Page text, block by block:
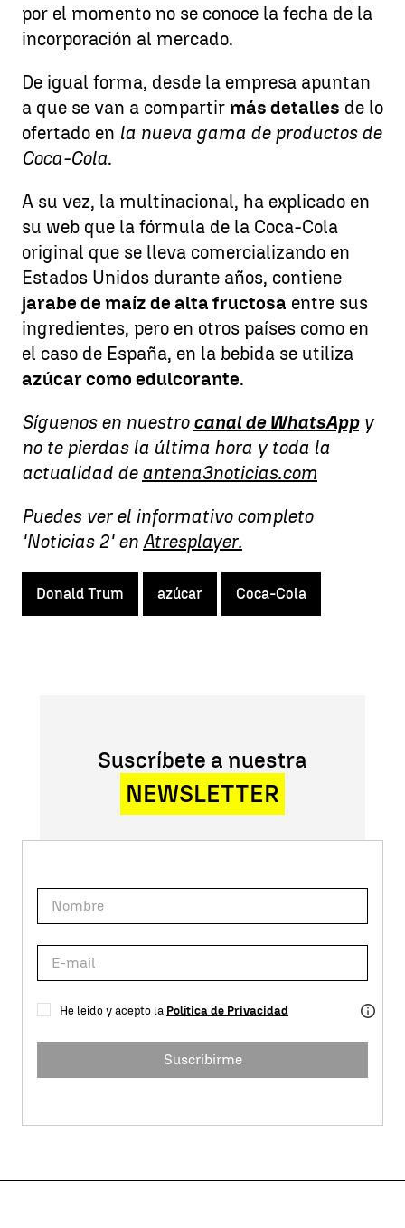
por el momento no se conoce la fecha de la
incorporación al mercado.
De igual forma, desde la empresa apuntan
a que se van a compartir más detalles de lo
ofertado en la nueva gama de productos de
Coca-Cola.
A su vez, la multinacional, ha explicado en
su web que la fórmula de la Coca-Cola
original que se lleva comercializando en
Estados Unidos durante años, contiene
jarabe de maíz de alta fructosa entre sus
ingredientes, pero en otros países como en
el caso de España, en la bebida se utiliza
azúcar como edulcorante.
Síguenos en nuestro canal de WhatsAppy
no te pierdas la última hora y toda la
actualidad de antena3noticias.com
Puedes ver el informativo completo
'Noticias 2' en Atresplayer.
Donald Trum azúcar Coca-Cola
Suscríbete a nuestra
NEWSLETTER
He leído y acepto la Política de Privacidad
Suscribirme